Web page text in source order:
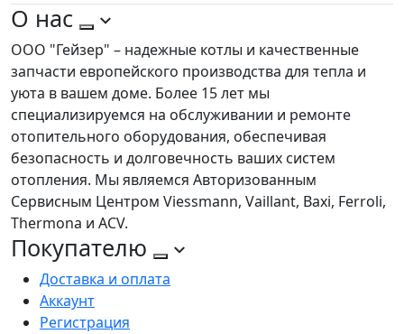
О нас
ООО "Гейзер" – надежные котлы и качественные
запчасти европейского производства для тепла и
уюта в вашем доме. Более 15 лет мы
специализируемся на обслуживании и ремонте
отопительного оборудования, обеспечивая
безопасность и долговечность ваших систем
отопления. Мы являемся Авторизованным
Сервисным Центром Viessmann, Vaillant, Baxi, Ferroli,
Thermona и ACV.
Покупателю
Доставка и оплата
Аккаунт
Регистрация